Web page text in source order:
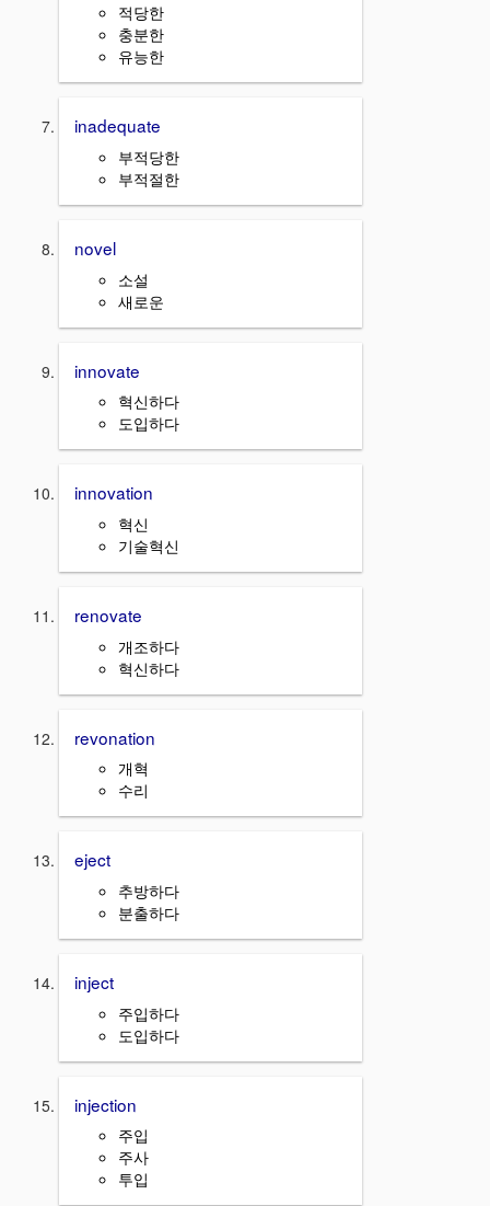
적당한
충분한
유능한
inadequate
부적당한
부적절한
novel
소설
새로운
innovate
혁신하다
도입하다
innovation
혁신
기술혁신
renovate
개조하다
혁신하다
revonation
개혁
수리
eject
추방하다
분출하다
inject
주입하다
도입하다
injection
주입
주사
투입